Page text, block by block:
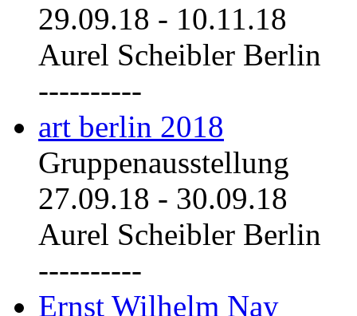
29.09.18 - 10.11.18
Aurel Scheibler Berlin
----------
art berlin 2018
Gruppenausstellung
27.09.18 - 30.09.18
Aurel Scheibler Berlin
----------
Ernst Wilhelm Nay